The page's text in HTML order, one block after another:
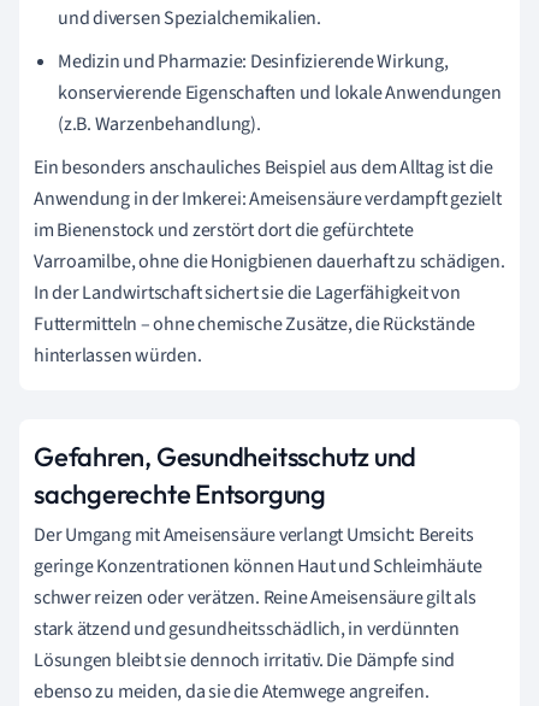
und diversen Spezialchemikalien.
Medizin und Pharmazie: Desinfizierende Wirkung,
konservierende Eigenschaften und lokale Anwendungen
(z.B. Warzenbehandlung).
Ein besonders anschauliches Beispiel aus dem Alltag ist die
Anwendung in der Imkerei: Ameisensäure verdampft gezielt
im Bienenstock und zerstört dort die gefürchtete
Varroamilbe, ohne die Honigbienen dauerhaft zu schädigen.
In der Landwirtschaft sichert sie die Lagerfähigkeit von
Futtermitteln – ohne chemische Zusätze, die Rückstände
hinterlassen würden.
Gefahren, Gesundheitsschutz und
sachgerechte Entsorgung
Der Umgang mit Ameisensäure verlangt Umsicht: Bereits
geringe Konzentrationen können Haut und Schleimhäute
schwer reizen oder verätzen. Reine Ameisensäure gilt als
stark ätzend und gesundheitsschädlich, in verdünnten
Lösungen bleibt sie dennoch irritativ. Die Dämpfe sind
ebenso zu meiden, da sie die Atemwege angreifen.